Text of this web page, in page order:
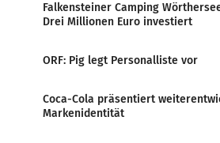
Falkensteiner Camping
Drei Millionen Euro investiert
ORF: Pig legt Personalliste vor
Coca-Cola präsentiert
Markenidentität